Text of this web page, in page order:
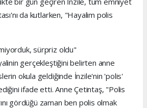
da kutlarken, "Hayalim polis
sürpriz oldu"
gerçekleştiğini belirten anne
okula geldiğinde İnzile'nin 'polis'
ifade etti. Anne Çetintaş, "Polis
gördüğü zaman ben polis olmak